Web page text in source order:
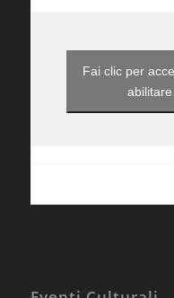
Fai clic per